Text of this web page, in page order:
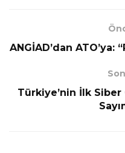
ANGİAD’dan
Türkiye’nin İlk